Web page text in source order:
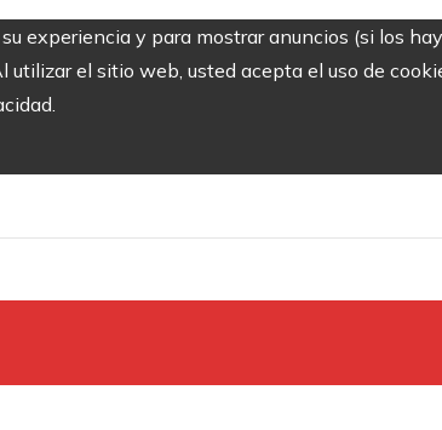
experiencia y para mostrar anuncios (si los
utilizar el sitio web, usted acepta el uso de